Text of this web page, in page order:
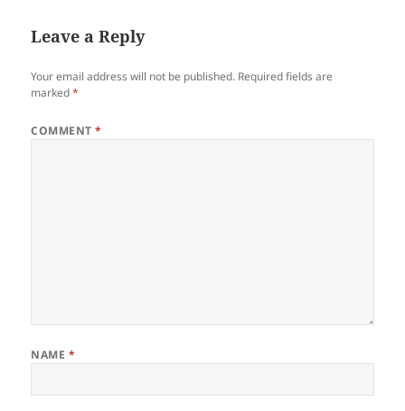
Leave a Reply
Your email address will not be published. Required fields are
marked*
COMMENT*
NAME *